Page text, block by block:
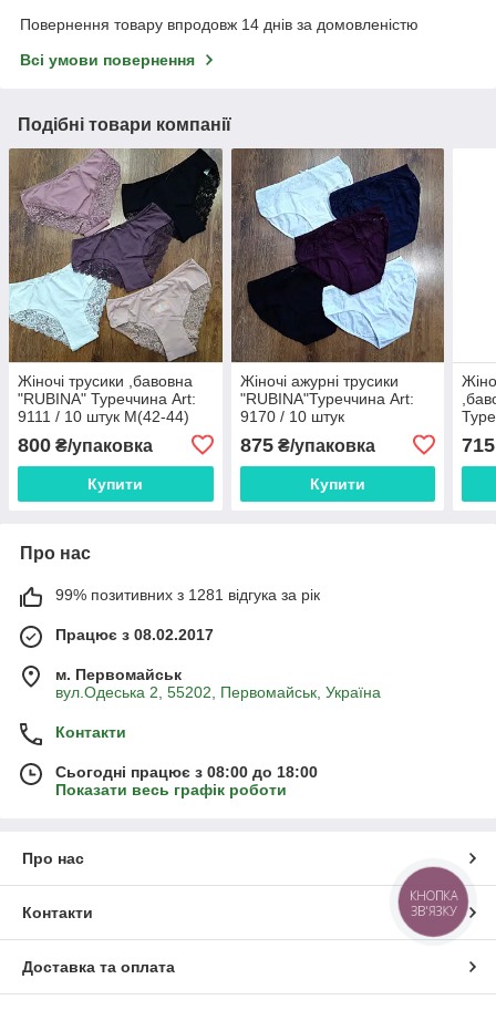
Повернення товару впродовж 14 днів за домовленістю
Всі умови повернення
Подібні товари компанії
Жіночі трусики ,бавовна
"RUBINA" Туреччина Art:
9111 / 10 штук M(42-44)
800 ₴/упаковка
Купити
Жіночі ажурні трусики
"RUBINA"Туреччина Art:
9170 / 10 штук
875₴/упаковка
Купити
715
Про нас
99% позитивних з 1281 відгука за рік
Працює з 08.02.2017
м. Первомайськ
вул.Одеська 2, 55202, Первомайськ, Україна
Контакти
Сьогодні працює з 08:00 до 18:00
Показати весь графік роботи
Про нас
Контакти
Доставка та оплата
КНОПКА
ЗВ'ЯЗКУ